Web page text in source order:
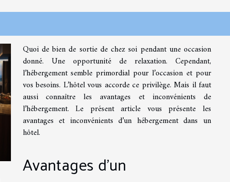
Quoi de bien de sortie de chez soi pendant une occasion
donné. Une opportunité de relaxation. Cependant,
l’hébergement semble primordial pour l’occasion et pour
vos besoins. L’hôtel vous accorde ce privilège. Mais il faut
aussi connaître les avantages et inconvénients de
l’hébergement. Le présent article vous présente les
avantages et inconvénients d’un hébergement dans un
hôtel.
Avantages d’un